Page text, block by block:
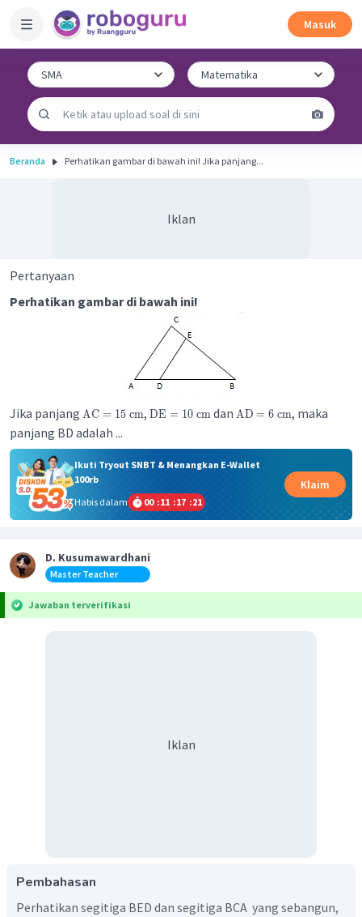
Masuk
Beranda Perhatikan gambar di bawah ini! Jika panjang...
Iklan
Pertanyaan
Perhatikan gambar di bawah ini!
Jika panjang AC = 15 cm, DE = 10 cmdan AD = 6 cm, maka
panjang BD adalah ...
Ikuti Tryout SNBT & Menangkan E-Wallet
100rb
Habis dalam
00 :11 :17 :21
Klaim
D. Kusumawardhani
Master Teacher
Jawaban terverifikasi
Iklan
Pembahasan
Perhatikan segitiga BED dan segitiga BCA yang sebangun,